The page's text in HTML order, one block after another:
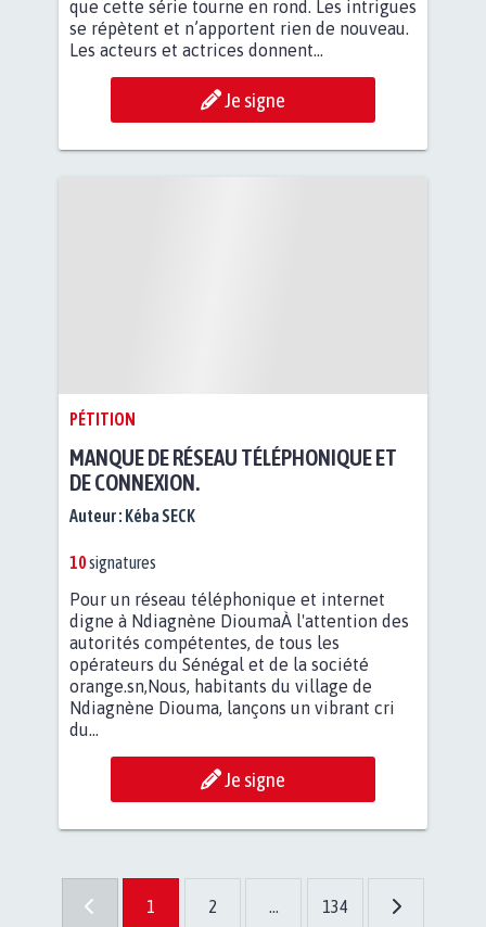
que cette série tourne en rond. Les intrigues
se répètent et n’apportent rien de nouveau.
Les acteurs et actrices donnent...
Je signe
PÉTITION
MANQUE DE RÉSEAU TÉLÉPHONIQUE ET
DE CONNEXION.
Auteur : Kéba SECK
10signatures
Pour un réseau téléphonique et internet
digne à Ndiagnène DioumaÀ l'attention des
autorités compétentes, de tous les
opérateurs du Sénégal et de la société
orange.sn,Nous, habitants du village de
Ndiagnène Diouma, lançons un vibrant cri
du...
Je signe
1 2 ... 134